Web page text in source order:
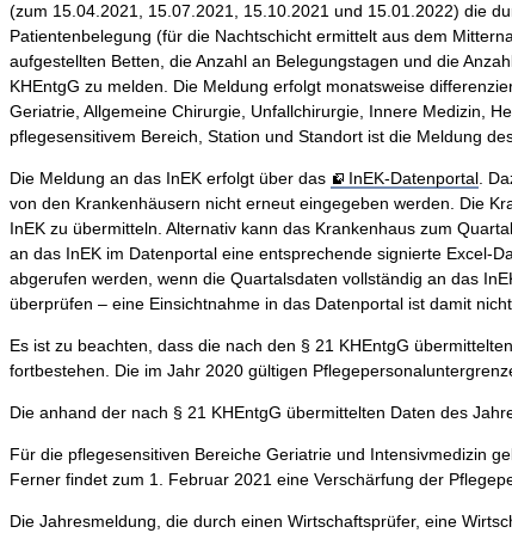
(zum 15.04.2021, 15.07.2021, 15.10.2021 und 15.01.2022) die
Patientenbelegung (für die Nachtschicht ermittelt aus dem
aufgestellten Betten, die Anzahl an Belegungstagen und die
KHEntgG zu melden. Die Meldung erfolgt monatsweise
Geriatrie, Allgemeine Chirurgie, Unfallchirurgie, Innere Medizin,
pflegesensitivem Bereich, Station und Standort ist die Meldung
Die Meldung an das InEK erfolgt über das InEK-Datenportal.
von den Krankenhäusern nicht erneut eingegeben werden. Die
InEK zu übermitteln. Alternativ kann das Krankenhaus zum
an das InEK im Datenportal eine entsprechende signierte Excel-
abgerufen werden, wenn die Quartalsdaten vollständig an das
überprüfen – eine Einsichtnahme in das Datenportal ist damit
Es ist zu beachten, dass die nach den § 21 KHEntgG
fortbestehen. Die im Jahr 2020 gültigen
Die anhand der nach § 21 KHEntgG übermittelten Daten des
Für die pflegesensitiven Bereiche Geriatrie und Intensivmedizin
Ferner findet zum 1. Februar 2021 eine Verschärfung der
Die Jahresmeldung, die durch einen Wirtschaftsprüfer, eine